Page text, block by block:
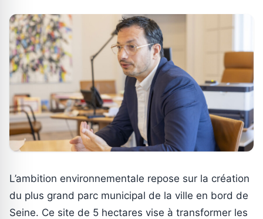
L’ambition environnementale repose sur la création
du plus grand parc municipal de la ville en bord de
Seine. Ce site de 5 hectares vise à transformer les